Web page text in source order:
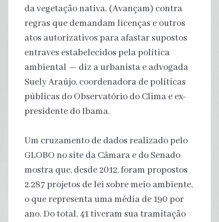
da vegetação nativa. (Avançam) contra
regras que demandam licenças e outros
atos autorizativos para afastar supostos
entraves estabelecidos pela política
ambiental — diz a urbanista e advogada
Suely Araújo, coordenadora de políticas
públicas do Observatório do Clima e ex-
presidente do Ibama.
Um cruzamento de dados realizado pelo
GLOBO no site da Câmara e do Senado
mostra que, desde 2012, foram propostos
2.287 projetos de lei sobre meio ambiente,
o que representa uma média de 190 por
ano. Do total, 41 tiveram sua tramitação